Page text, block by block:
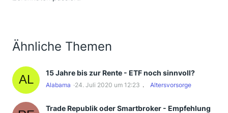
Ähnliche Themen
15 Jahre bis zur Rente - ETF noch sinnvoll?
Alabama 24. Juli 2020 um 12:23 Altersvorsorge
Trade Republik oder Smartbroker - Empfehlung